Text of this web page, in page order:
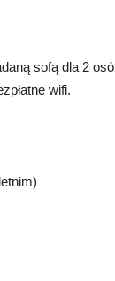
sofą dla 2
wifi.